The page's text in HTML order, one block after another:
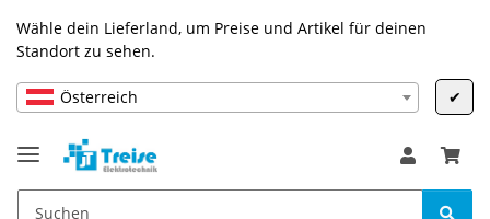
Wähle dein Lieferland, um Preise und Artikel für deinen
Standort zu sehen.
Österreich ✔